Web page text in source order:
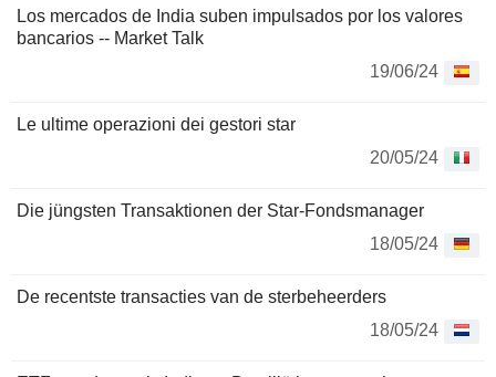
Los mercados de India suben impulsados por los valores
bancarios -- Market Talk
19/06/24
Le ultime operazioni dei gestori star
20/05/24
Die jüngsten Transaktionen der Star-Fondsmanager
18/05/24
De recentste transacties van de sterbeheerders
18/05/24